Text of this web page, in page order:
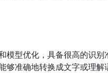
模型优化，具备很高的识
够准确地转换成文字或理